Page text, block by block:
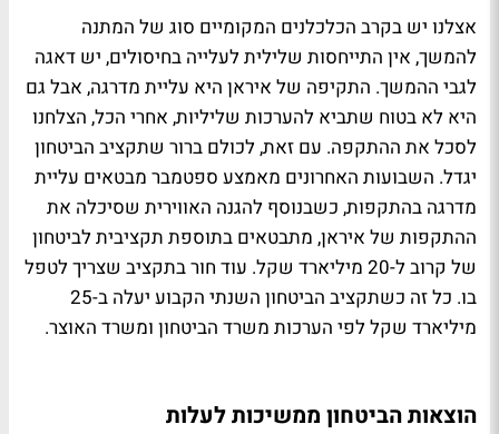
אצלנו יש בקרב הכלכלנים המקומיים סוג של המתנה
להמשך, אין התייחסות שלילית לעלייה בחיסולים, יש דאגה
לגבי ההמשך. התקיפה של איראן היא עליית מדרגה, אבל גם
היא לא בטוח שתביא להערכות שליליות, אחרי הכל, הצלחנו
לסכל את ההתקפה. עם זאת, לכולם ברור שתקציב הביטחון
יגדל. השבועות האחרונים מאמצע ספטמבר מבטאים עליית
מדרגה בהתקפות, כשבנוסף להגנה האווירית שסיכלה את
ההתקפות של איראן, מתבטאים בתוספת תקציבית לביטחון
של קרוב ל-20 מיליארד שקל. עוד חור בתקציב שצריך לטפל
בו. כל זה כשתקציב הביטחון השנתי הקבוע יעלה ב-25
מיליארד שקל לפי הערכות משרד הביטחון ומשרד האוצר.
הוצאות הביטחון ממשיכות לעלות